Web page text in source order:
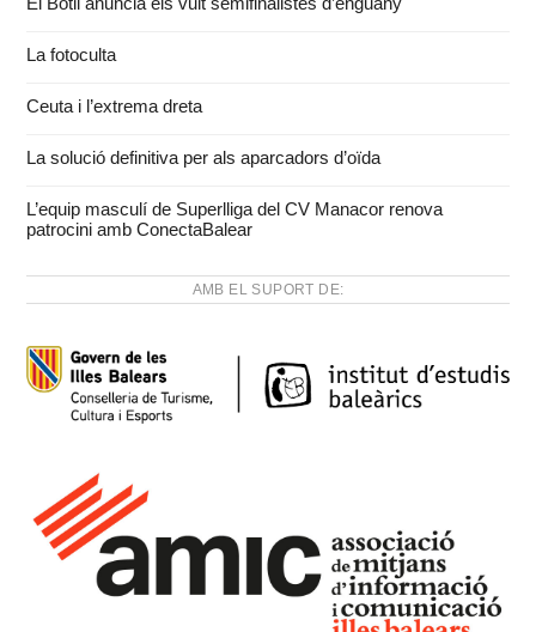
La fotoculta
Ceuta i l’extrema dreta
La solució definitiva per als aparcadors d’oïda
L’equip masculí de Superlliga del CV Manacor renova
patrocini amb ConectaBalear
AMB EL SUPORT DE: